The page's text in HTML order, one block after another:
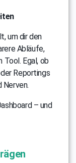
um dir den
Abläufe,
Tool. Egal, ob
Reportings
– und